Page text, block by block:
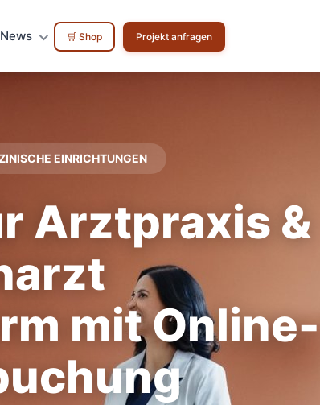
🛒 Shop Projekt anfragen
EINRICHTUNGEN
Arztpraxis &
mit Online-